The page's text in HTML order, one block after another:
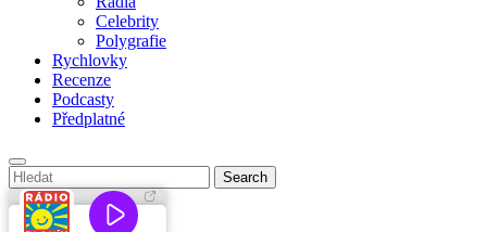
Celebrity
Polygrafie
Rychlovky
Recenze
Podcasty
Předplatné